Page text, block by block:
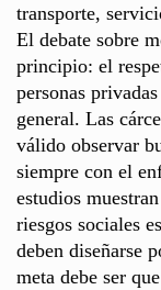
transporte,
El debate sobre
principio: el
personas
general. Las
válido observar
siempre con el
estudios
riesgos sociales
deben diseñarse
meta debe ser